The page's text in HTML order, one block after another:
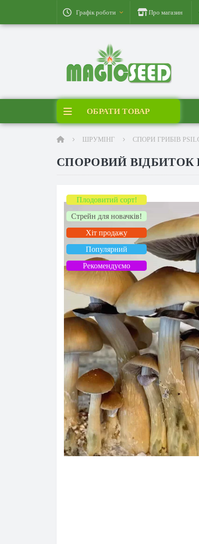
Графік роботи Про магазин
ОБРАТИ ТОВАР
ШРУМІНГ СПОРИ ГРИБІВ
СПОРОВИЙ ВІДБИТОК
Плодовитий сорт!
Стрейн для новачків!
Хіт продажу
Популярний
Рекомендуємо